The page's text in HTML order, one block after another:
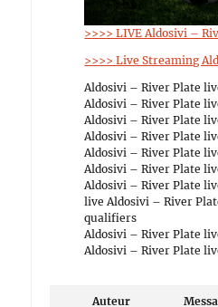
>>>> LIVE Aldosivi –
>>>> Live Streaming
Aldosivi – River Plate
Aldosivi – River Plate
Aldosivi – River Plate
Aldosivi – River Plate
Aldosivi – River Plate
Aldosivi – River Plate
Aldosivi – River Plate
live Aldosivi – River
qualifiers
Aldosivi – River Plate
Aldosivi – River Plate
Auteur